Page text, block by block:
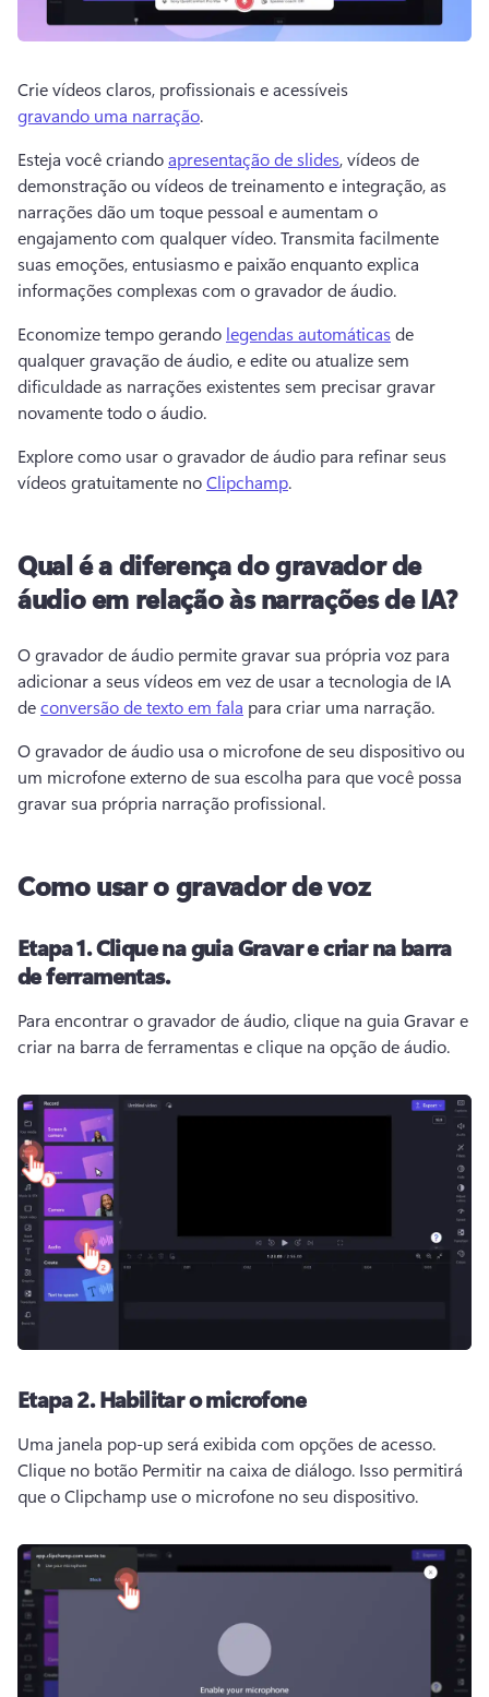
Crie vídeos claros, profissionais e acessíveis
gravando uma narração.
Esteja você criando apresentação de slides, vídeos de
demonstração ou vídeos de treinamento e integração, as
narrações dão um toque pessoal e aumentam o
engajamento com qualquer vídeo. Transmita facilmente
suas emoções, entusiasmo e paixão enquanto explica
informações complexas com o gravador de áudio.
Economize tempo gerando legendas automáticas de
qualquer gravação de áudio, e edite ou atualize sem
dificuldade as narrações existentes sem precisar gravar
novamente todo o áudio.
Explore como usar o gravador de áudio para refinar seus
vídeos gratuitamente no Clipchamp.
Qual é a diferença do gravador de
áudio em relação às narrações de IA?
O gravador de áudio permite gravar sua própria voz para
adicionar a seus vídeos em vez de usar a tecnologia de IA
de conversão de texto em fala para criar uma narração.
O gravador de áudio usa o microfone de seu dispositivo ou
um microfone externo de sua escolha para que você possa
gravar sua própria narração profissional.
Como usar o gravador de voz
Etapa 1.Clique na guia Gravar e criar na barra
de ferramentas.
Para encontrar o gravador de áudio, clique na guia Gravar e
criar na barra de ferramentas e clique na opção de áudio.
Etapa 2.Habilitar o microfone
Clique no botão Permitir na caixa de diálogo. Isso permitirá
que o Clipchamp use o microfone no seu dispositivo.